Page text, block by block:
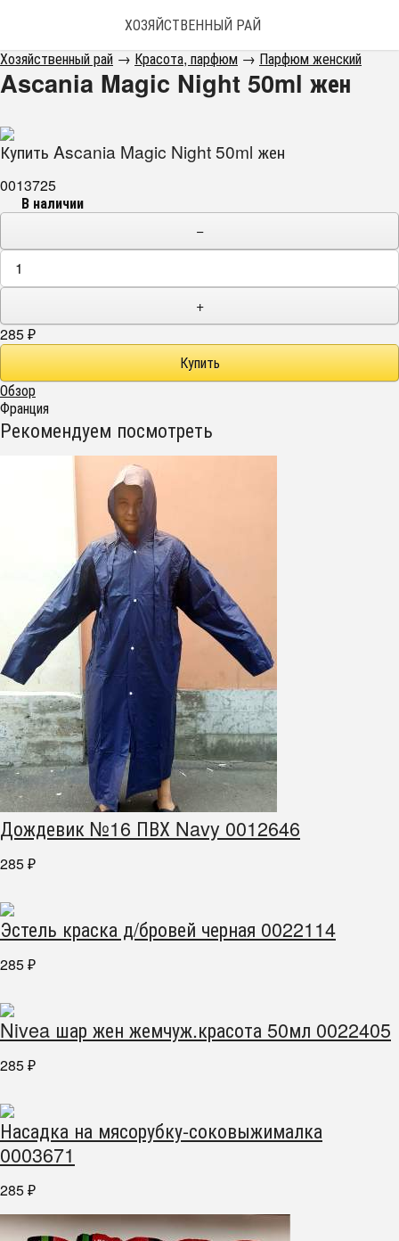
ХОЗЯЙСТВЕННЫЙ РАЙ
Хозяйственный рай → Красота, парфюм → Парфюм женский
Ascania Magic Night 50ml жен
Купить Ascania Magic Night 50ml жен
0013725
В наличии
−
+
285 ₽
Обзор
Франция
Рекомендуем посмотреть
Дождевик №16 ПВХ Navy 0012646
285 ₽
Эстель краска д/бровей черная 0022114
285 ₽
Nivea шар жен жемчуж.красота 50мл 0022405
285 ₽
Насадка на мясорубку-соковыжималка
0003671
285 ₽